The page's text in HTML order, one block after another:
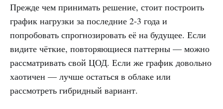
Прежде чем принимать решение, стоит построить
график нагрузки за последние 2-3 года и
попробовать спрогнозировать её на будущее. Если
видите чёткие, повторяющиеся паттерны — можно
рассматривать свой ЦОД. Если же график довольно
хаотичен — лучше остаться в облаке или
рассмотреть гибридный вариант.